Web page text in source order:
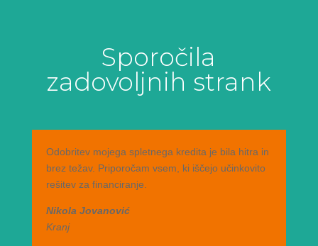
Sporočila
zadovoljnih strank
Odobritev mojega spletnega kredita je bila hitra in
brez težav. Priporočam vsem, ki iščejo učinkovito
rešitev za financiranje.
Nikola Jovanović
Kranj